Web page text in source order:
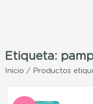
Etiqueta:
Inicio / Productos